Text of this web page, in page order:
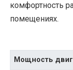
комфортность
помещениях.
Мощность